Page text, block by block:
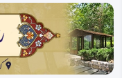
ویدئو
درباره
ما